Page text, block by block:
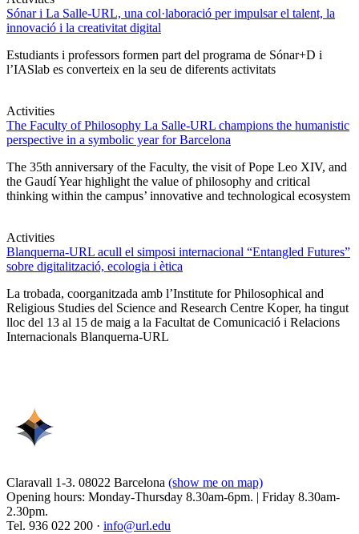
Sónar i La Salle-URL, una col·laboració per impulsar el talent, la
innovació i la creativitat digital
Estudiants i professors formen part del programa de Sónar+D i
l’IASlab es converteix en la seu de diferents activitats
Activities
The Faculty of Philosophy La Salle-URL champions the humanistic
perspective in a symbolic year for Barcelona
The 35th anniversary of the Faculty, the visit of Pope Leo XIV, and
the Gaudí Year highlight the value of philosophy and critical
thinking within the campus’ innovative and technological ecosystem
Activities
Blanquerna-URL acull el simposi internacional “Entangled Futures”
sobre digitalització, ecologia i ètica
La trobada, coorganitzada amb l’Institute for Philosophical and
Religious Studies del Science and Research Centre Koper, ha tingut
lloc del 13 al 15 de maig a la Facultat de Comunicació i Relacions
Internacionals Blanquerna-URL
Claravall 1-3. 08022 Barcelona (show me on map)
Opening hours: Monday-Thursday 8.30am-6pm. | Friday 8.30am-
2.30pm.
Tel. 936 022 200 · info@url.edu